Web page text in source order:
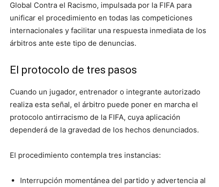
Global Contra el Racismo, impulsada por la FIFA para
unificar el procedimiento en todas las competiciones
internacionales y facilitar una respuesta inmediata de los
árbitros ante este tipo de denuncias.
El protocolo de tres pasos
Cuando un jugador, entrenador o integrante autorizado
realiza esta señal, el árbitro puede poner en marcha el
protocolo antirracismo de la FIFA, cuya aplicación
dependerá de la gravedad de los hechos denunciados.
El procedimiento contempla tres instancias:
Interrupción momentánea del partido y advertencia al